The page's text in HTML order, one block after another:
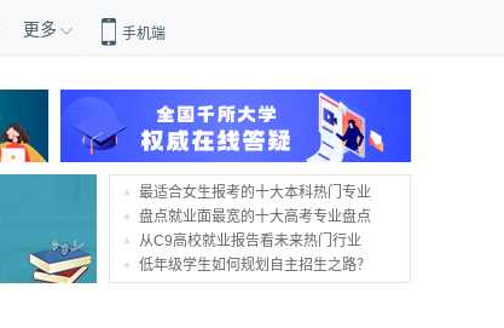
更多 手机端
最适合女生报考的十大本科热门专业
盘点就业面最宽的十大高考专业盘点
从C9高校就业报告看未来热门行业
低年级学生如何规划自主招生之路？